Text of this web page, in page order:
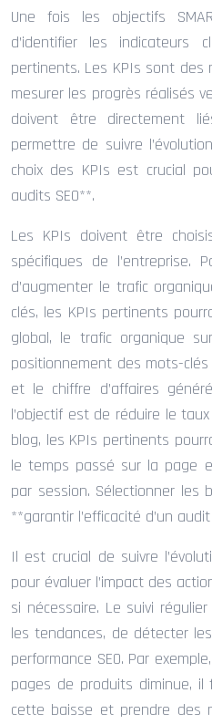
Une fois les objectifs
d’identifier les indicateurs
pertinents. Les KPIs sont
mesurer les progrès réalisés
doivent être directement
permettre de suivre
choix des KPIs est crucial
audits SEO**.
Les KPIs doivent être
spécifiques de l’entreprise.
d’augmenter le trafic
clés, les KPIs pertinents
global, le trafic organique
positionnement des mots-
et le chiffre d’affaires
l’objectif est de réduire le
blog, les KPIs pertinents
le temps passé sur la page
par session. Sélectionner les
**garantir l’efficacité d’un audit
Il est crucial de suivre
pour évaluer l’impact des
si nécessaire. Le suivi
les tendances, de détecter
performance SEO. Par
pages de produits diminue,
cette baisse et prendre des